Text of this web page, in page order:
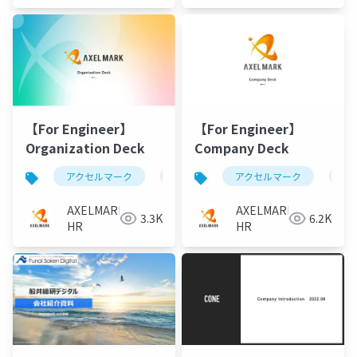
ソリューシ
【For Engineer】
Organization Deck
アクセルマーク 採用ピッチ資料 会社紹介
AXELMARK
HR
3.3K
【For Engineer】
Company Deck
アクセルマーク
AXELMARK
HR
6.2K